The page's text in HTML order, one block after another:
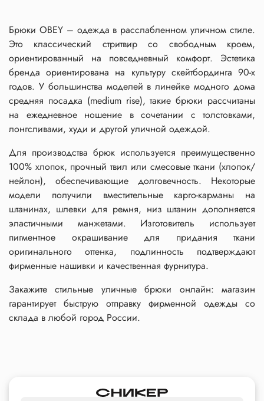
Брюки OBEY – одежда в расслабленном уличном стиле.
Это классический стритвир со свободным кроем,
ориентированный на повседневный комфорт. Эстетика
бренда ориентирована на культуру скейтбординга 90-х
годов. У большинства моделей в линейке модного дома
средняя посадка (medium rise), такие брюки рассчитаны
на ежедневное ношение в сочетании с толстовками,
лонгсливами, худи и другой уличной одеждой.
Для производства брюк используется преимущественно
100% хлопок, прочный твил или смесовые ткани (хлопок/
нейлон), обеспечивающие долговечность. Некоторые
модели получили вместительные карго-карманы на
штанинах, шлевки для ремня, низ штанин дополняется
эластичными манжетами. Изготовитель использует
пигментное окрашивание для придания ткани
оригинального оттенка, подлинность подтверждают
фирменные нашивки и качественная фурнитура.
Закажите стильные уличные брюки онлайн: магазин
гарантирует быструю отправку фирменной одежды со
склада в любой город России.